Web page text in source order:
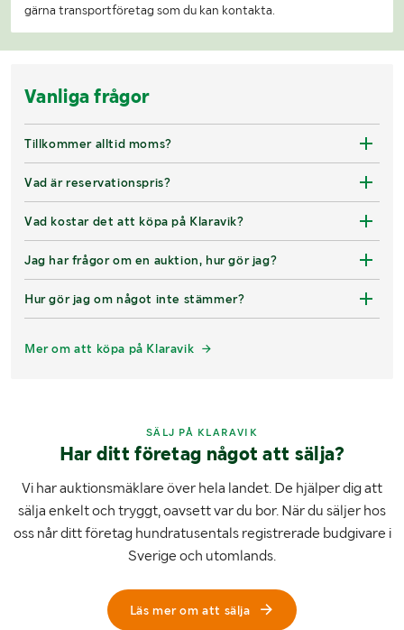
gärna transportföretag som du kan kontakta.
Vanliga frågor
Tillkommer alltid moms?
Vad är reservationspris?
Vad kostar det att köpa på Klaravik?
Jag har frågor om en auktion, hur gör jag?
Hur gör jag om något inte stämmer?
Mer om att köpa på Klaravik
SÄLJ PÅ KLARAVIK
Har ditt företag något att sälja?
Vi har auktionsmäklare över hela landet. De hjälper dig att
sälja enkelt och tryggt, oavsett var du bor. När du säljer hos
oss når ditt företag hundratusentals registrerade budgivare i
Sverige och utomlands.
Läs mer om att sälja